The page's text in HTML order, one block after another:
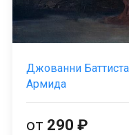
Джованни
Армида
от 290 ₽